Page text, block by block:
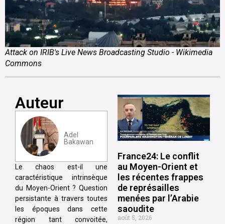
Attack on IRIB's Live News Broadcasting Studio - Wikimedia
Commons
Auteur
Adel
Bakawan
Le chaos est-il une
caractéristique intrinsèque
du Moyen-Orient ? Question
persistante à travers toutes
les époques dans cette
région tant convoitée,
France24: Le conflit
au Moyen-Orient et
les récentes frappes
de représailles
menées par l’Arabie
saoudite
août 5, 2026